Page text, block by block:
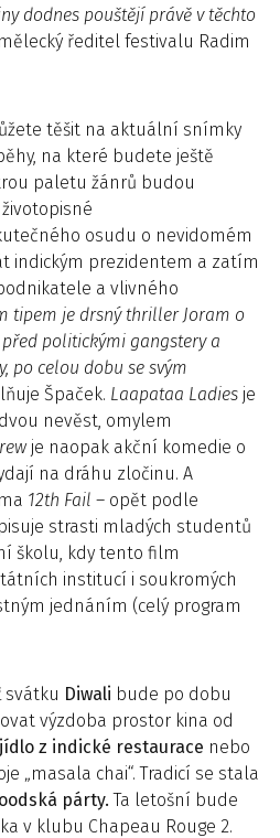
dodnes pouštějí právě v těchto
ředitel festivalu Radim
těšit na aktuální snímky
na které budete ještě
paletu žánrů budou
osudu o nevidomém
indickým prezidentem a zatím
a vlivného
tipem je drsný thriller Joram o
politickými gangstery a
po celou dobu se svým
Špaček. Laapataa Ladies je
nevěst, omylem
je naopak akční komedie o
na dráhu zločinu. A
12th Fail – opět podle
strasti mladých studentů
školu, kdy tento film
institucí i soukromých
jednáním (celý program
svátku Diwali bude po dobu
výzdoba prostor kina od
jídlo z indické restaurace nebo
„masala chai“. Tradicí se stala
párty. Ta letošní bude
v klubu Chapeau Rouge 2.